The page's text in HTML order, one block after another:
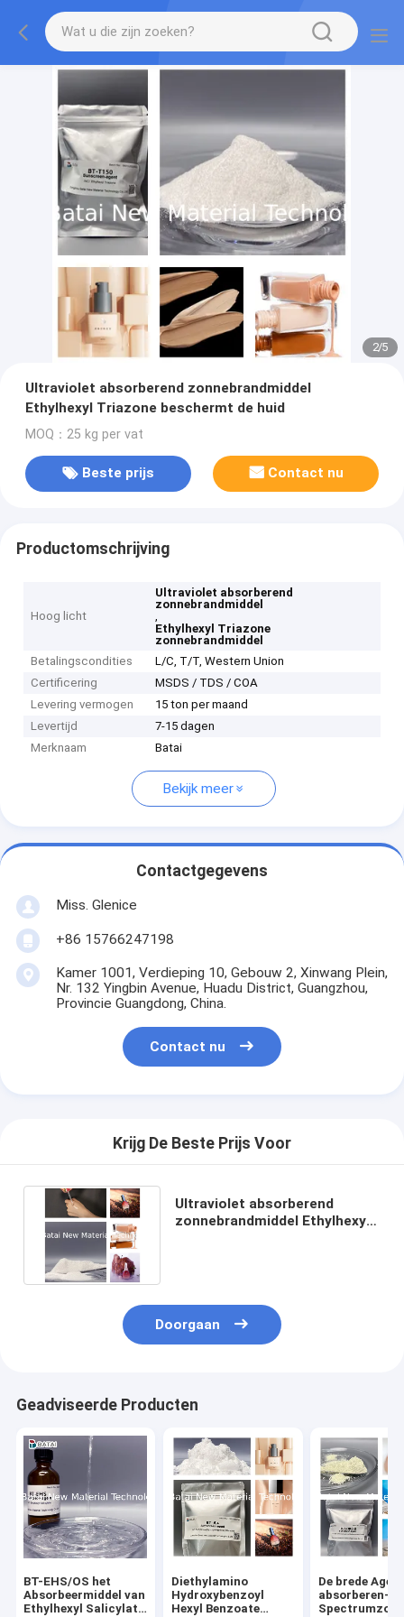
2/5
Ultraviolet absorberend zonnebrandmiddel
Ethylhexyl Triazone beschermt de huid
MOQ：25 kg per vat
Beste prijs Contact nu
Productomschrijving
Hoog licht
Ultraviolet absorberend
zonnebrandmiddel
,
Ethylhexyl Triazone
zonnebrandmiddel
Betalingscondities
L/C, T/T, Western Union
Certificering
MSDS / TDS / COA
Levering vermogen
15 ton per maand
Levertijd
7-15 dagen
Merknaam
Batai
Bekijk meer
Contactgegevens
Miss. Glenice
+86 15766247198
Kamer 1001, Verdieping 10, Gebouw 2, Xinwang Plein,
Nr. 132 Yingbin Avenue, Huadu District, Guangzhou,
Provincie Guangdong, China.
Contact nu
Krijg De Beste Prijs Voor
Ultraviolet absorberend
zonnebrandmiddel Ethylhexyl
Doorgaan
Geadviseerde Producten
BT-EHS/OS het
Absorbeermiddel van
Ethylhexyl Salicylate
Diethylamino
Hydroxybenzoyl
Hexyl Benzoate
De brede
absorberen-s